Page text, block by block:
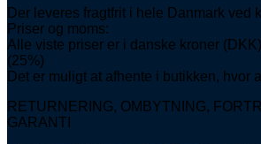
Der leveres fragtfrit i hele Danmark ved
Priser og moms:
Alle viste priser er i danske kroner
(25%)
Det er muligt at afhente i butikken, hvor
RETURNERING, OMBYTNING,
GARANTI